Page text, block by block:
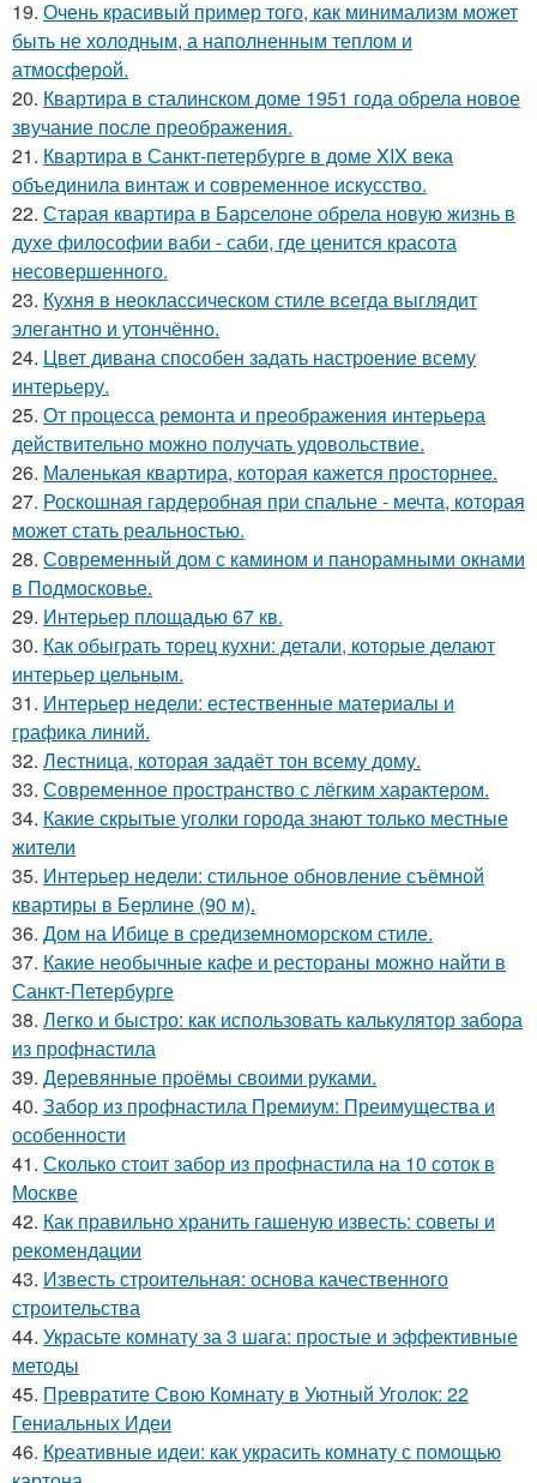
19. Очень красивый пример того, как минимализм может
быть не холодным, а наполненным теплом и
атмосферой.
20. Квартира в сталинском доме 1951 года обрела новое
звучание после преображения.
21. Квартира в Санкт-петербурге в доме XIX века
объединила винтаж и современное искусство.
22. Старая квартира в Барселоне обрела новую жизнь в
духе философии ваби - саби, где ценится красота
несовершенного.
23. Кухня в неоклассическом стиле всегда выглядит
элегантно и утончённо.
24. Цвет дивана способен задать настроение всему
интерьеру.
25. От процесса ремонта и преображения интерьера
действительно можно получать удовольствие.
26. Маленькая квартира, которая кажется просторнее.
27. Роскошная гардеробная при спальне - мечта, которая
может стать реальностью.
28. Современный дом с камином и панорамными окнами
в Подмосковье.
29. Интерьер площадью 67 кв.
30. Как обыграть торец кухни: детали, которые делают
интерьер цельным.
31. Интерьер недели: естественные материалы и
графика линий.
32. Лестница, которая задаёт тон всему дому.
33. Современное пространство с лёгким характером.
34. Какие скрытые уголки города знают только местные
жители
35. Интерьер недели: стильное обновление съёмной
квартиры в Берлине (90 м).
36. Дом на Ибице в средиземноморском стиле.
37. Какие необычные кафе и рестораны можно найти в
Санкт-Петербурге
38. Легко и быстро: как использовать калькулятор забора
из профнастила
39. Деревянные проёмы своими руками.
40. Забор из профнастила Премиум: Преимущества и
особенности
41. Сколько стоит забор из профнастила на 10 соток в
Москве
42. Как правильно хранить гашеную известь: советы и
рекомендации
43. Известь строительная: основа качественного
строительства
44. Украсьте комнату за 3 шага: простые и эффективные
методы
45. Превратите Свою Комнату в Уютный Уголок: 22
Гениальных Идеи
46. Креативные идеи: как украсить комнату с помощью